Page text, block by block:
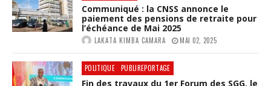
Communiqué : la CNSS annonce le
paiement des pensions de retraite pour
l’échéance de Mai 2025
LAKATA KIMBA CAMARA MAI 02, 2025
POLITIQUE PUBLIREPORTAGE
Fin des travaux du 1er Forum des SGG, le